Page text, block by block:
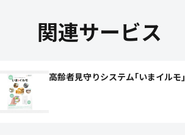
関連サービス
高齢者見守りシステム｢いまイルモ｣